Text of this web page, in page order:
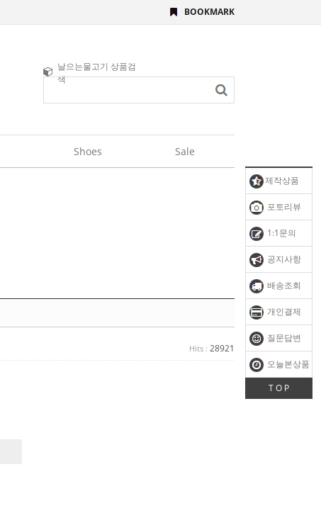
제작상품
포토리뷰
1:1문의
공지사항
배송조회
개인결제
질문답변
오늘본상품
T O P
BOOKMARK
날으는물고기 상품검
색
Shoes Sale
Hits : 28921